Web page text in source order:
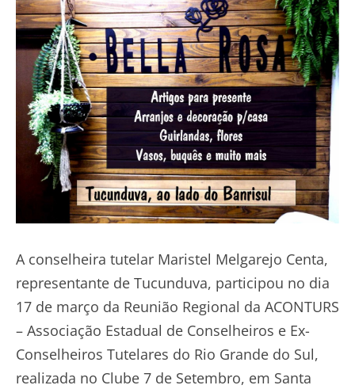
A conselheira tutelar Maristel Melgarejo Centa,
representante de Tucunduva, participou no dia
17 de março da Reunião Regional da ACONTURS
– Associação Estadual de Conselheiros e Ex-
Conselheiros Tutelares do Rio Grande do Sul,
realizada no Clube 7 de Setembro, em Santa